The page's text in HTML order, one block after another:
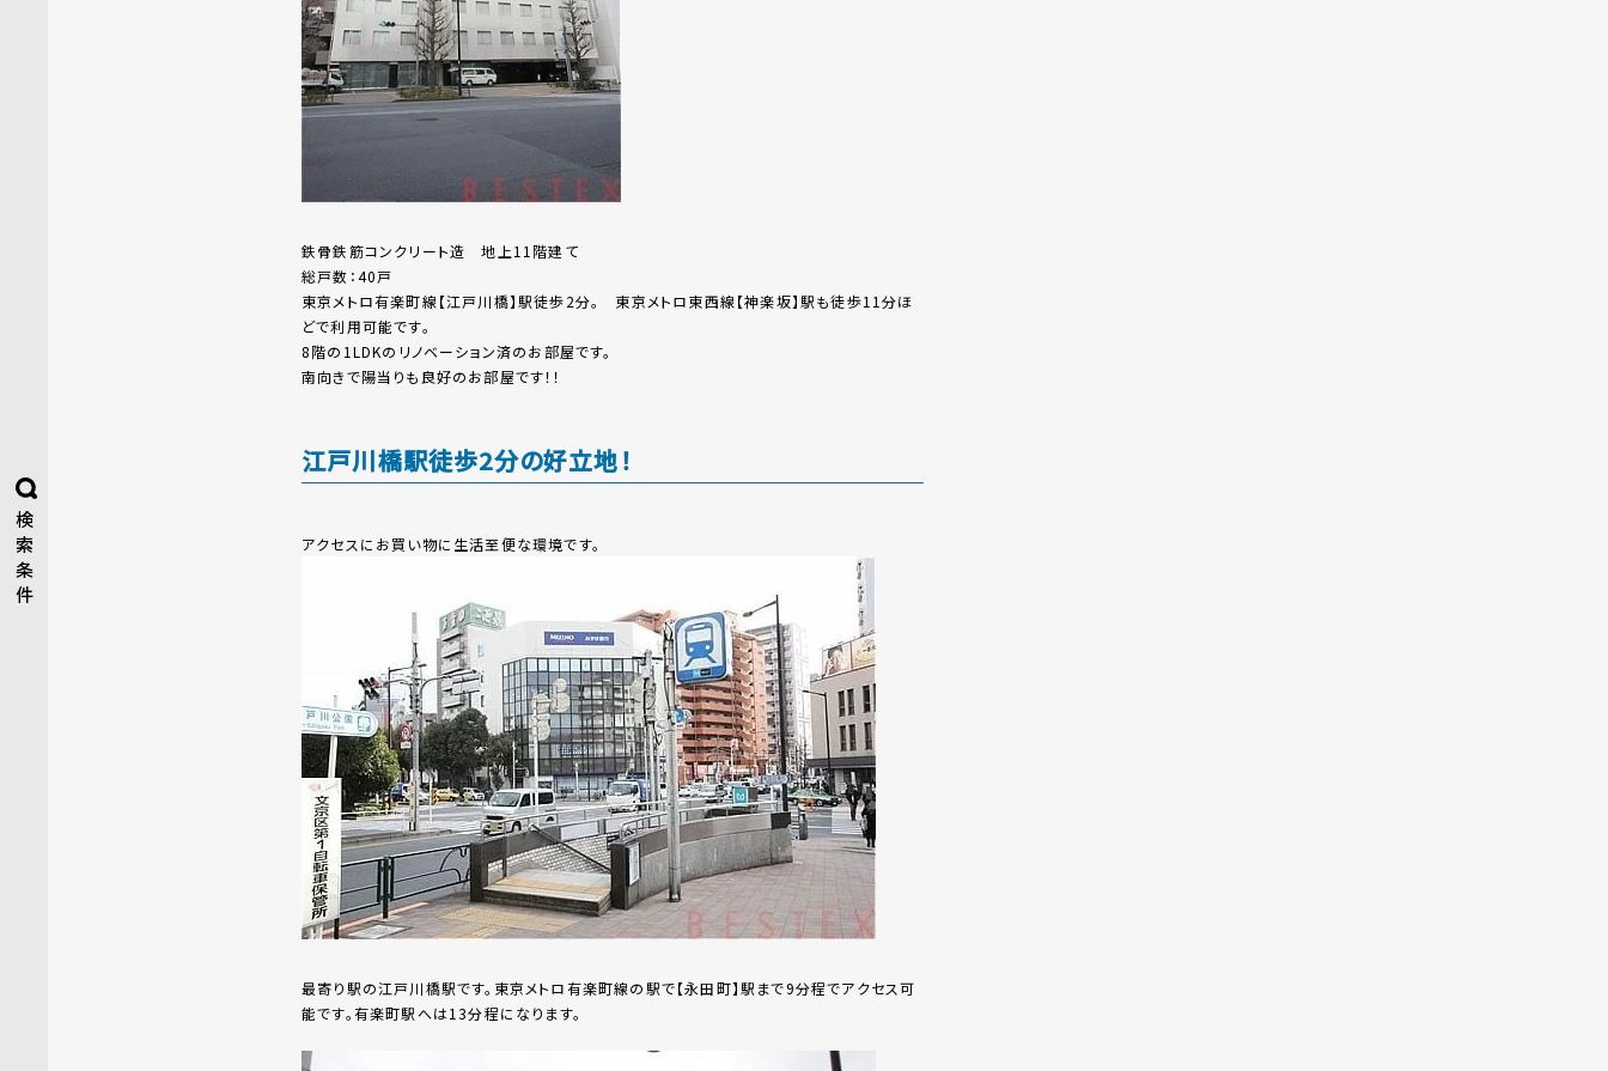
検
索
条
件
鉄骨鉄筋コンクリート造 地上11階建て
総戸数：40戸
東京メトロ有楽町線【江戸川橋】駅徒歩2分。 東京メトロ東西線【神楽坂】駅も徒歩11分ほ
どで利用可能です。
8階の1LDKのリノベーション済のお部屋です。
南向きで陽当りも良好のお部屋です！！
江戸川橋駅徒歩2分の好立地！
アクセスにお買い物に生活至便な環境です。
最寄り駅の江戸川橋駅です。東京メトロ有楽町線の駅で【永田町】駅まで9分程でアクセス可
能です。有楽町駅へは13分程になります。